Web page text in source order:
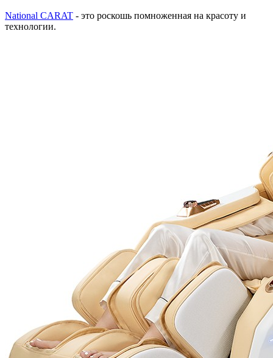
National CARAT - это роскошь помноженная на красоту и
технологии.